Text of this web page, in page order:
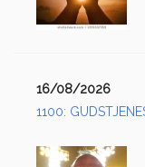
16/08/2026
1100: